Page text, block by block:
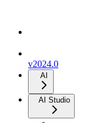
v2024.0
AI
AI Studio